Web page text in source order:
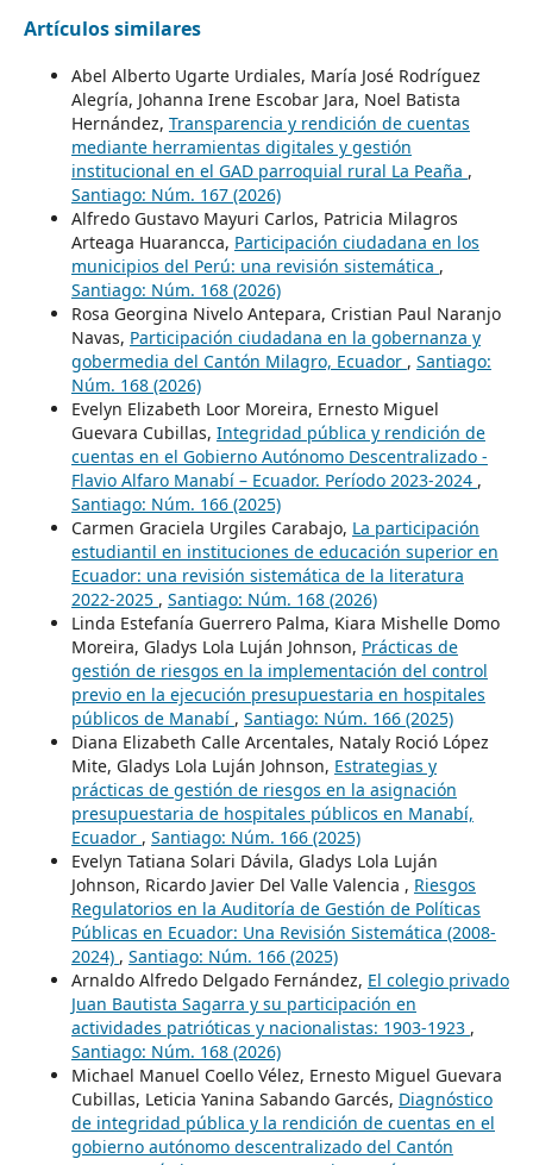
Artículos similares
Abel Alberto Ugarte Urdiales, María José Rodríguez
Alegría, Johanna Irene Escobar Jara, Noel Batista
Hernández, Transparencia y rendición de cuentas
mediante herramientas digitales y gestión
institucional en el GAD parroquial rural La Peaña ,
Santiago: Núm. 167 (2026)
Alfredo Gustavo Mayuri Carlos, Patricia Milagros
Arteaga Huarancca, Participación ciudadana en los
municipios del Perú: una revisión sistemática ,
Santiago: Núm. 168 (2026)
Rosa Georgina Nivelo Antepara, Cristian Paul Naranjo
Navas, Participación ciudadana en la gobernanza y
gobermedia del Cantón Milagro, Ecuador , Santiago:
Núm. 168 (2026)
Evelyn Elizabeth Loor Moreira, Ernesto Miguel
Guevara Cubillas, Integridad pública y rendición de
cuentas en el Gobierno Autónomo Descentralizado -
Flavio Alfaro Manabí – Ecuador. Período 2023-2024 ,
Santiago: Núm. 166 (2025)
Carmen Graciela Urgiles Carabajo, La participación
estudiantil en instituciones de educación superior en
Ecuador: una revisión sistemática de la literatura
2022-2025 , Santiago: Núm. 168 (2026)
Linda Estefanía Guerrero Palma, Kiara Mishelle Domo
Moreira, Gladys Lola Luján Johnson, Prácticas de
gestión de riesgos en la implementación del control
previo en la ejecución presupuestaria en hospitales
públicos de Manabí , Santiago: Núm. 166 (2025)
Diana Elizabeth Calle Arcentales, Nataly Roció López
Mite, Gladys Lola Luján Johnson, Estrategias y
prácticas de gestión de riesgos en la asignación
presupuestaria de hospitales públicos en Manabí,
Ecuador , Santiago: Núm. 166 (2025)
Evelyn Tatiana Solari Dávila, Gladys Lola Luján
Johnson, Ricardo Javier Del Valle Valencia , Riesgos
Regulatorios en la Auditoría de Gestión de Políticas
Públicas en Ecuador: Una Revisión Sistemática (2008-
2024) , Santiago: Núm. 166 (2025)
Arnaldo Alfredo Delgado Fernández, El colegio privado
Juan Bautista Sagarra y su participación en
actividades patrióticas y nacionalistas: 1903-1923 ,
Santiago: Núm. 168 (2026)
Michael Manuel Coello Vélez, Ernesto Miguel Guevara
Cubillas, Leticia Yanina Sabando Garcés, Diagnóstico
de integridad pública y la rendición de cuentas en el
gobierno autónomo descentralizado del Cantón